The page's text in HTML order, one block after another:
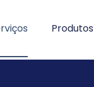
Produtos